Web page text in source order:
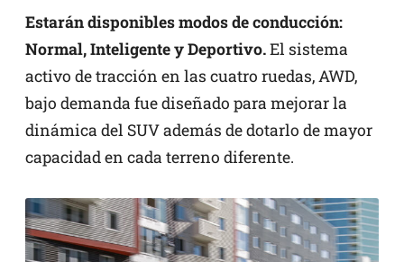
Estarán disponibles modos de conducción:
Normal, Inteligente y Deportivo.El sistema
activo de tracción en las cuatro ruedas, AWD,
bajo demanda fue diseñado para mejorar la
dinámica del SUV además de dotarlo de mayor
capacidad en cada terreno diferente.